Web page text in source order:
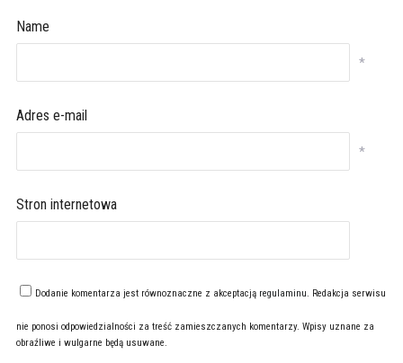
Name
*
Adres e-mail
*
Stron internetowa
Dodanie komentarza jest równoznaczne z akceptacją regulaminu. Redakcja serwisu
nie ponosi odpowiedzialności za treść zamieszczanych komentarzy. Wpisy uznane za
obraźliwe i wulgarne będą usuwane.